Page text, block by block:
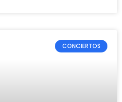
CONCIERTOS